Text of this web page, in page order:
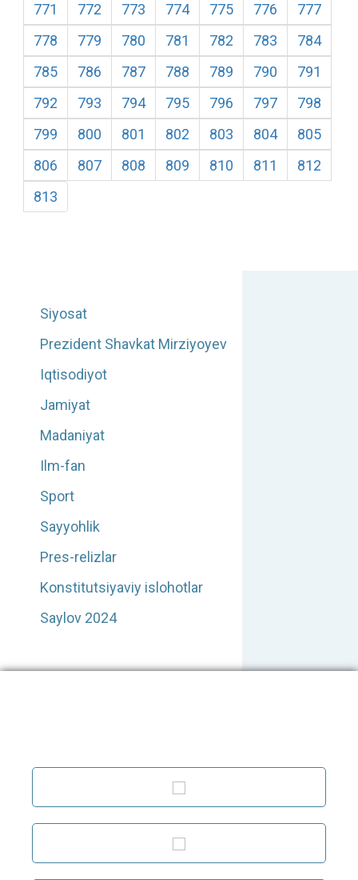
771
772 773 774 775 776
777
778
779 780 781 782 783
784
785
786 787 788 789 790
791
792
793 794 795 796 797
798
799
800 801 802 803 804
805
806
807 808 809 810 811
812
813
Siyosat
Prezident Shavkat Mirziyoyev
Iqtisodiyot
Jamiyat
Madaniyat
Ilm-fan
Sport
Sayyohlik
Pres-relizlar
Konstitutsiyaviy islohotlar
Saylov 2024